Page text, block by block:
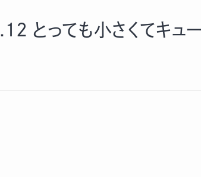
とっても小さくてキュ